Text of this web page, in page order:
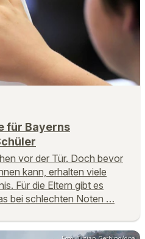
für Bayerns
vor der Tür. Doch bevor
kann, erhalten viele
Für die Eltern gibt es
bei schlechten Noten …